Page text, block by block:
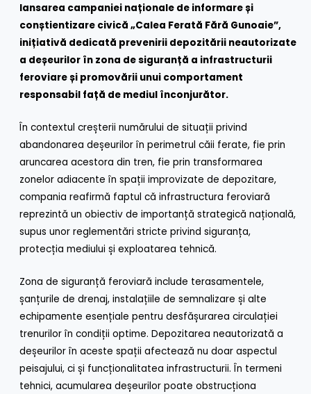
lansarea campaniei naționale de informare și
conștientizare civică „Calea Ferată Fără Gunoaie”,
inițiativă dedicată prevenirii depozitării neautorizate
a deșeurilor în zona de siguranță a infrastructurii
feroviare și promovării unui comportament
responsabil față de mediul înconjurător.
În contextul creșterii numărului de situații privind
abandonarea deșeurilor în perimetrul căii ferate, fie prin
aruncarea acestora din tren, fie prin transformarea
zonelor adiacente în spații improvizate de depozitare,
compania reafirmă faptul că infrastructura feroviară
reprezintă un obiectiv de importanță strategică națională,
supus unor reglementări stricte privind siguranța,
protecția mediului și exploatarea tehnică.
Zona de siguranță feroviară include terasamentele,
șanțurile de drenaj, instalațiile de semnalizare și alte
echipamente esențiale pentru desfășurarea circulației
trenurilor în condiții optime. Depozitarea neautorizată a
deșeurilor în aceste spații afectează nu doar aspectul
peisajului, ci și funcționalitatea infrastructurii. În termeni
tehnici, acumularea deșeurilor poate obstrucționa